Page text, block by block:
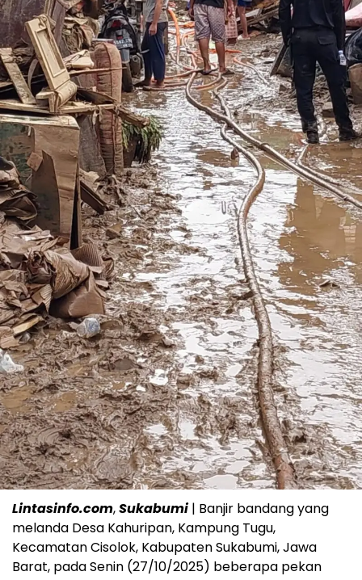
Lintasinfo.com,Sukabumi| Banjir bandang yang
melanda Desa Kahuripan, Kampung Tugu,
Kecamatan Cisolok, Kabupaten Sukabumi, Jawa
Barat, pada Senin (27/10/2025) beberapa pekan